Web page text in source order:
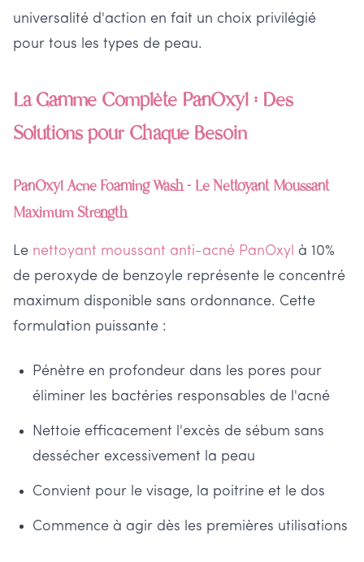
universalité d'action en fait un choix privilégié
pour tous les types de peau.
La Gamme Complète PanOxyl : Des
Solutions pour Chaque Besoin
PanOxyl Acne Foaming Wash - Le Nettoyant Moussant
Maximum Strength
Le nettoyant moussant anti-acné PanOxyl à 10%
de peroxyde de benzoyle représente le concentré
maximum disponible sans ordonnance. Cette
formulation puissante :
Pénètre en profondeur dans les pores pour
éliminer les bactéries responsables de l'acné
Nettoie efficacement l'excès de sébum sans
dessécher excessivement la peau
Convient pour le visage, la poitrine et le dos
Commence à agir dès les premières utilisations